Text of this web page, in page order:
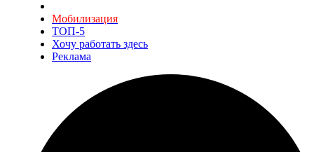
Мобилизация
ТОП-5
Хочу работать здесь
Реклама